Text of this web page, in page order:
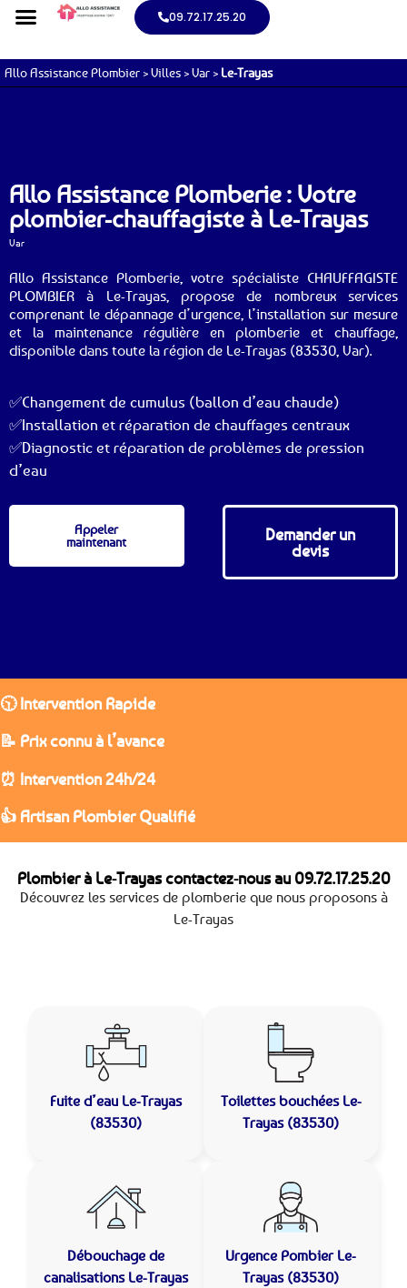
09.72.17.25.20
Allo Assistance Plombier >Villes >Var > Le-Trayas
Allo Assistance Plomberie : Votre
plombier-chauffagiste à Le-Trayas
Var
Allo Assistance Plomberie, votre spécialiste CHAUFFAGISTE
PLOMBIER à Le-Trayas, propose de nombreux services
comprenant le dépannage d’urgence, l’installation sur mesure
et la maintenance régulière en plomberie et chauffage,
disponible dans toute la région de Le-Trayas (83530, Var).
✅Changement de cumulus (ballon d’eau chaude)
✅Installation et réparation de chauffages centraux
✅Diagnostic et réparation de problèmes de pression
d’eau
Appeler
maintenant
Demander un
devis
🕥 Intervention Rapide
📝 Prix connu à l’avance
⏰ Intervention 24h/24
👍 Artisan Plombier Qualifié
Plombier à Le-Trayas contactez-nous au 09.72.17.25.20
Découvrez les services de plomberie que nous proposons à
Le-Trayas
Fuite d’eau Le-Trayas
(83530)
Toilettes bouchées Le-
Trayas (83530)
Débouchage de
canalisations Le-Trayas
Urgence Pombier Le-
Trayas (83530)